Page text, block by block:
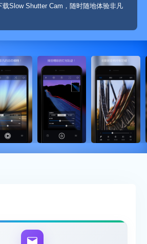
Slow Shutter Cam，随时随地体验非凡